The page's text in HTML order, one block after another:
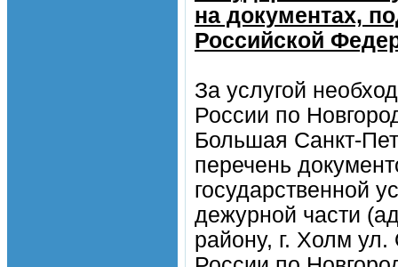
на документах,
Российской
За услугой
России по
Большая Санкт-
перечень
государственной
дежурной части
району, г. Холм